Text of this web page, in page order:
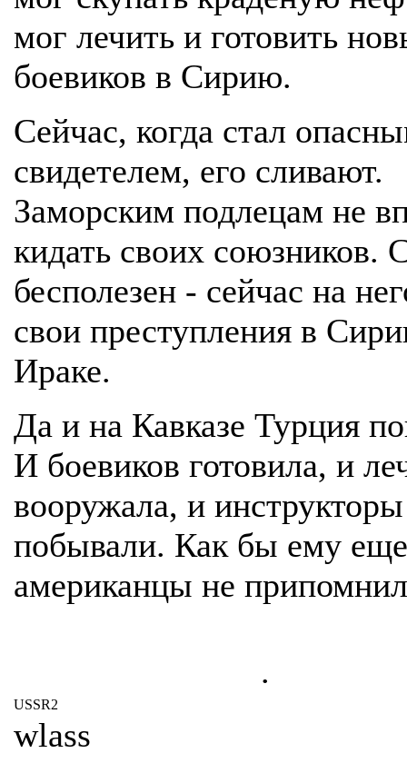
мог лечить и готовить
боевиков в Сирию.
Сейчас, когда стал
свидетелем, его сливают.
Заморским подлецам не
кидать своих союзников.
бесполезен - сейчас на
свои преступления в
Ираке.
Да и на Кавказе Турция
И боевиков готовила, и
вооружала, и
побывали. Как бы ему
американцы не
.
USSR2
wlass